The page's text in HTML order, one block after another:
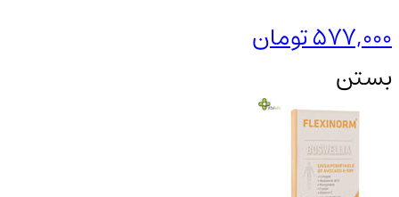
577,000تومان
بستن